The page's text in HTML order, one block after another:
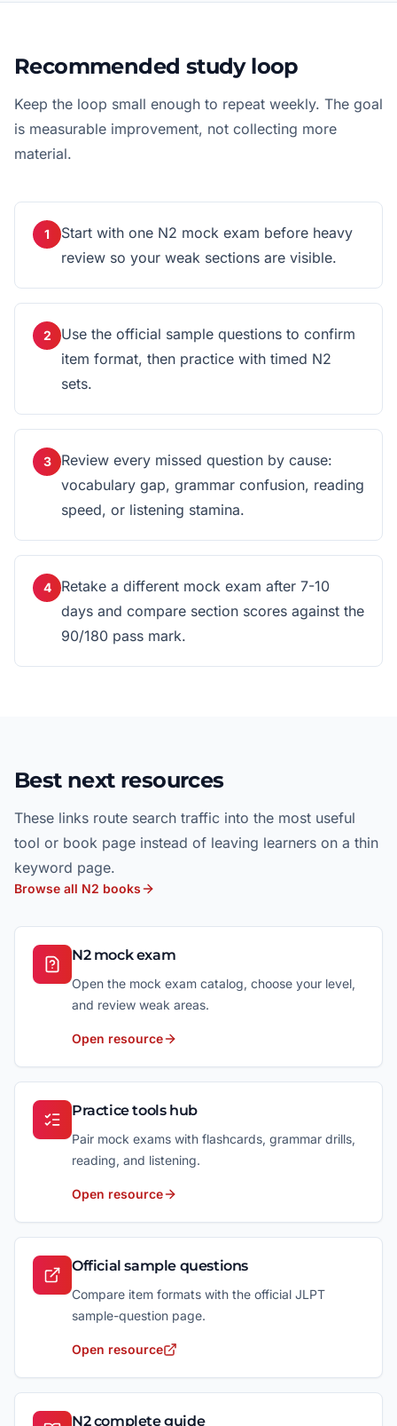
Recommended study loop
Keep the loop small enough to repeat weekly. The goal
is measurable improvement, not collecting more
material.
1
Start with one N2 mock exam before heavy
review so your weak sections are visible.
2
Use the official sample questions to confirm
item format, then practice with timed N2
sets.
3
Review every missed question by cause:
vocabulary gap, grammar confusion, reading
speed, or listening stamina.
4
Retake a different mock exam after 7-10
days and compare section scores against the
90/180 pass mark.
Best next resources
These links route search traffic into the most useful
tool or book page instead of leaving learners on a thin
keyword page.
Browse all N2 books
N2 mock exam
Open the mock exam catalog, choose your level,
and review weak areas.
Open resource
Practice tools hub
Pair mock exams with flashcards, grammar drills,
reading, and listening.
Open resource
Official sample questions
Compare item formats with the official JLPT
sample-question page.
Open resource
N2 complete guide